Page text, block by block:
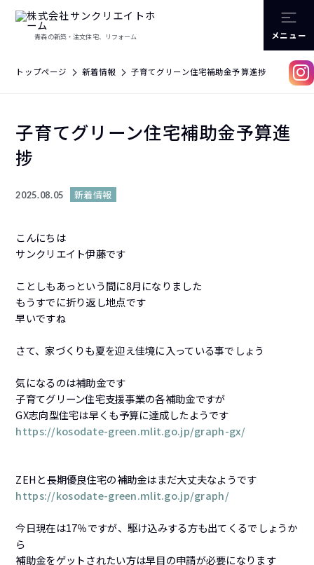
青森の新築・注文住宅、リフォーム メニュー
トップページ 新着情報 子育てグリーン住宅補助金予算進捗
子育てグリーン住宅補助金予算進
捗
2025.08.05 新着情報
こんにちは
サンクリエイト伊藤です
ことしもあっという間に8月になりました
もうすでに折り返し地点です
早いですね
さて、家づくりも夏を迎え佳境に入っている事でしょう
気になるのは補助金です
子育てグリーン住宅支援事業の各補助金ですが
GX志向型住宅は早くも予算に達成したようです
https://kosodate-green.mlit.go.jp/graph-gx/
ZEHと長期優良住宅の補助金はまだ大丈夫なようです
https://kosodate-green.mlit.go.jp/graph/
今日現在は17％ですが、駆け込みする方も出てくるでしょうか
ら
補助金をゲットされたい方は早目の申請が必要になります